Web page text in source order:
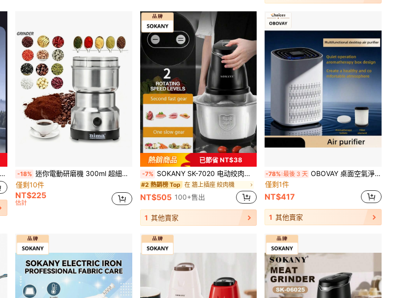
-18% 迷你電動研磨機 300ml 超細食物研磨機 咖啡研磨機 香料胡椒研磨機 穀物研磨機 4片刀片，僅適用於研磨乾燥軟性食材。（請勿接觸水）
僅剩10件
NT$225
估計
已節省 NT$38
-7% SOKANY SK-7020 电动绞肉机，可绞肉和蔬菜，2升大容量，双层四刀片，适用于家庭和商业用途
#2 熱銷榜 Top 在 牆上插座 絞肉機
NT$505 100+售出
1 其他賣家
-78% 最後 3 天 OBOVAY 桌面空氣淨化器，小型居家臥室香氛淨化器，USB供電，除味除塵，加濕功能，便攜輕巧，適合宿舍、辦公室、床頭，節省空間，保持小房間空氣清新
僅剩1件
NT$417
1 其他賣家